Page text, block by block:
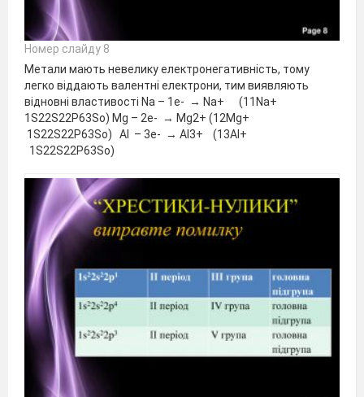
Номер слайду 8
Метали мають невелику електронегативність, тому
легко віддають валентні електрони, тим виявляють
відновні властивості Na – 1e- → Na+ (11Na+
1S22S22P63So) Mg – 2e- → Mg2+ (12Mg+
1S22S22P63So) АІ – 3e- → АІ3+ (13АІ+
1S22S22P63So)